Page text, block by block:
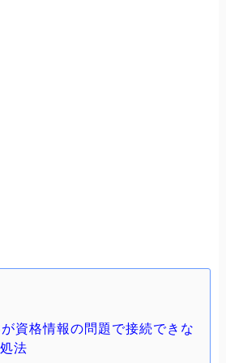
資格情報の問題で接続できな
法